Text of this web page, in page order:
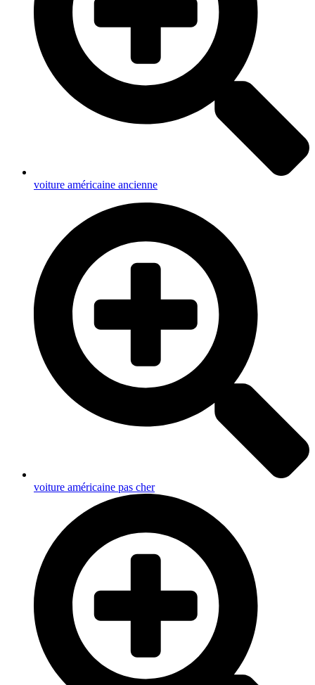
voiture américaine ancienne
voiture américaine pas cher